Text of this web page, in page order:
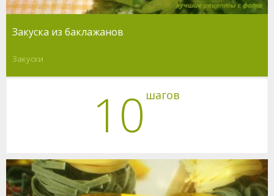
Закуска из баклажанов
Закуски
10 шагов